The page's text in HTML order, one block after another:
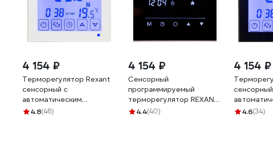
4 154 ₽
Терморегулятор Rexant
сенсорный с
автоматическим
программированием
4.8(46)
4 154 ₽
Сенсорный
программируемый
терморегулятор REXANT
R300B, черный 51-0575
4.4(40)
4 154 ₽
4.6(34)